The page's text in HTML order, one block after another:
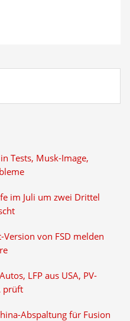
Tests, Musk-Image,
im Juli um zwei Drittel
von FSD melden
LFP aus USA, PV-
prüft
Abspaltung für Fusion